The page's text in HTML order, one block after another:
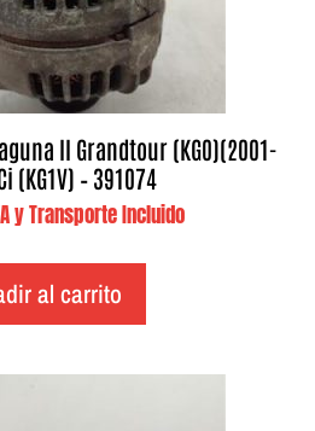
II Grandtour (KG0)(2001-
(KG1V) – 391074
y Transporte Incluido
al carrito